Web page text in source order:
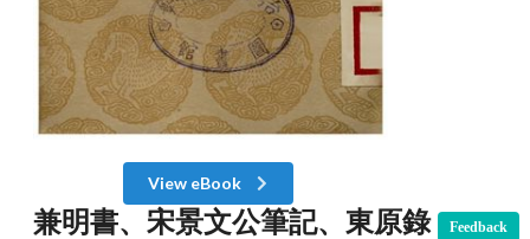
View eBook
兼明書、宋景文公筆記、東原錄 Feedback